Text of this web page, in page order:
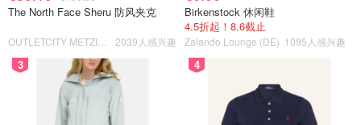
The North Face Sheru 防风夹克
2039人感兴趣
Birkenstock 休闲鞋
4.5折起！8.6截止
Zalando Lounge (DE) 1095人感兴趣
3 4